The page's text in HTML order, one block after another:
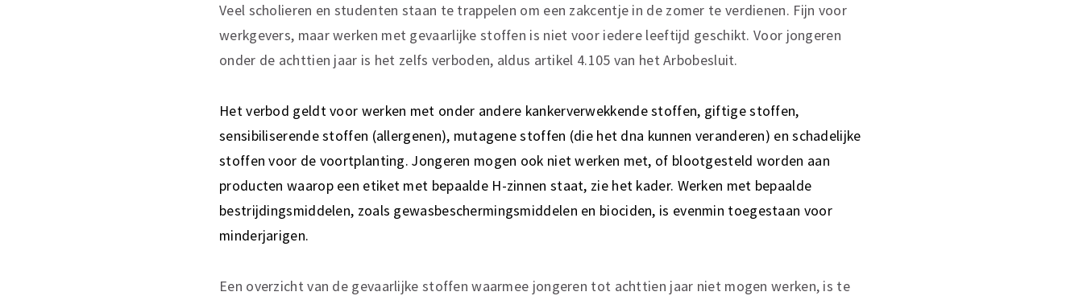
Veel scholieren en studenten staan te trappelen om een zakcentje in de zomer te verdienen. Fijn voor
werkgevers, maar werken met gevaarlijke stoffen is niet voor iedere leeftijd geschikt. Voor jongeren
onder de achttien jaar is het zelfs verboden, aldus artikel 4.105 van het Arbobesluit.
Het verbod geldt voor werken met onder andere kankerverwekkende stoffen, giftige stoffen,
sensibiliserende stoffen (allergenen), mutagene stoffen (die het dna kunnen veranderen) en schadelijke
stoffen voor de voortplanting. Jongeren mogen ook niet werken met, of blootgesteld worden aan
producten waarop een etiket met bepaalde H-zinnen staat, zie het kader. Werken met bepaalde
bestrijdingsmiddelen, zoals gewasbeschermingsmiddelen en biociden, is evenmin toegestaan voor
minderjarigen.
Een overzicht van de gevaarlijke stoffen waarmee jongeren tot achttien jaar niet mogen werken, is te